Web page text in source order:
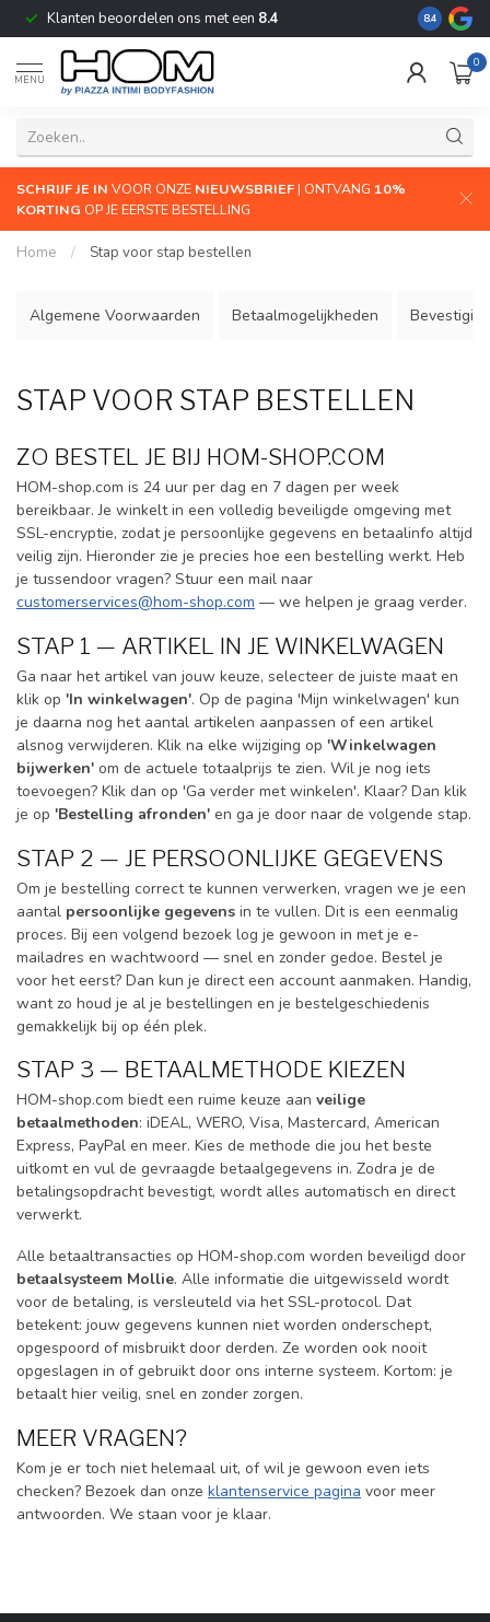
Klanten beoordelen ons met een 8.4 De
8.4
MENU
0
SCHRIJF JE IN VOOR ONZE NIEUWSBRIEF| ONTVANG 10%
KORTING OP JE EERSTE BESTELLING
Home / Stap voor stap bestellen
Algemene Voorwaarden Betaalmogelijkheden
STAP VOOR STAP BESTELLEN
ZO BESTEL JE BIJ HOM-SHOP.COM
HOM-shop.com is 24 uur per dag en 7 dagen per week
bereikbaar. Je winkelt in een volledig beveiligde omgeving met
SSL-encryptie, zodat je persoonlijke gegevens en betaalinfo altijd
veilig zijn. Hieronder zie je precies hoe een bestelling werkt. Heb
je tussendoor vragen? Stuur een mail naar
customerservices@hom-shop.com — we helpen je graag verder.
STAP 1 — ARTIKEL IN JE WINKELWAGEN
Ga naar het artikel van jouw keuze, selecteer de juiste maat en
klik op 'In winkelwagen'. Op de pagina 'Mijn winkelwagen' kun
je daarna nog het aantal artikelen aanpassen of een artikel
alsnog verwijderen. Klik na elke wijziging op 'Winkelwagen
bijwerken' om de actuele totaalprijs te zien. Wil je nog iets
toevoegen? Klik dan op 'Ga verder met winkelen'. Klaar? Dan klik
je op 'Bestelling afronden' en ga je door naar de volgende stap.
STAP 2 — JE PERSOONLIJKE GEGEVENS
Om je bestelling correct te kunnen verwerken, vragen we je een
aantal persoonlijke gegevens in te vullen. Dit is een eenmalig
proces. Bij een volgend bezoek log je gewoon in met je e-
mailadres en wachtwoord — snel en zonder gedoe. Bestel je
voor het eerst? Dan kun je direct een account aanmaken. Handig,
want zo houd je al je bestellingen en je bestelgeschiedenis
gemakkelijk bij op één plek.
STAP 3 — BETAALMETHODE KIEZEN
HOM-shop.com biedt een ruime keuze aan veilige
betaalmethoden: iDEAL, WERO, Visa, Mastercard, American
Express, PayPal en meer. Kies de methode die jou het beste
uitkomt en vul de gevraagde betaalgegevens in. Zodra je de
betalingsopdracht bevestigt, wordt alles automatisch en direct
verwerkt.
Alle betaaltransacties op HOM-shop.com worden beveiligd door
betaalsysteem Mollie. Alle informatie die uitgewisseld wordt
voor de betaling, is versleuteld via het SSL-protocol. Dat
betekent: jouw gegevens kunnen niet worden onderschept,
opgespoord of misbruikt door derden. Ze worden ook nooit
opgeslagen in of gebruikt door ons interne systeem. Kortom: je
betaalt hier veilig, snel en zonder zorgen.
MEER VRAGEN?
Kom je er toch niet helemaal uit, of wil je gewoon even iets
checken? Bezoek dan onze klantenservice pagina voor meer
antwoorden. We staan voor je klaar.